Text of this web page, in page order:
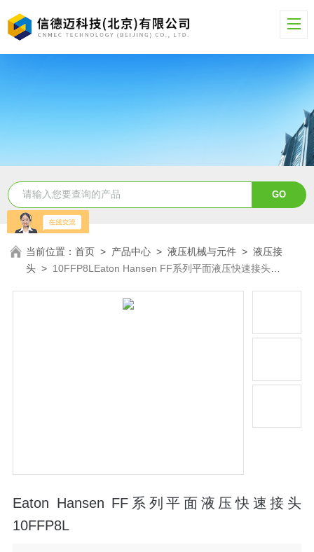
当前位置：首页 > 产品中心 >液压机械与元件 >液压接
头 > 10FFP8LEaton Hansen FF系列平面液压快速接头
Eaton Hansen FF系列平面液压快速接头
10FFP8L